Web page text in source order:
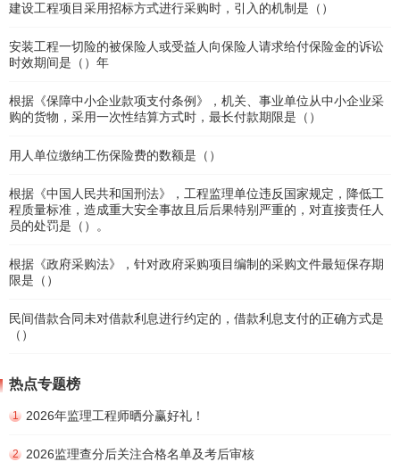
建设工程项目采用招标方式进行采购时，引入的机制是（）
安装工程一切险的被保险人或受益人向保险人请求给付保险金的诉讼
时效期间是（）年
根据《保障中小企业款项支付条例》，机关、事业单位从中小企业采
购的货物，采用一次性结算方式时，最长付款期限是（）
用人单位缴纳工伤保险费的数额是（）
根据《中国人民共和国刑法》，工程监理单位违反国家规定，降低工
程质量标准，造成重大安全事故且后后果特别严重的，对直接责任人
员的处罚是（）。
根据《政府采购法》，针对政府采购项目编制的采购文件最短保存期
限是（）
民间借款合同未对借款利息进行约定的，借款利息支付的正确方式是
（）
热点专题榜
1 2026年监理工程师晒分赢好礼！
2 2026监理查分后关注合格名单及考后审核